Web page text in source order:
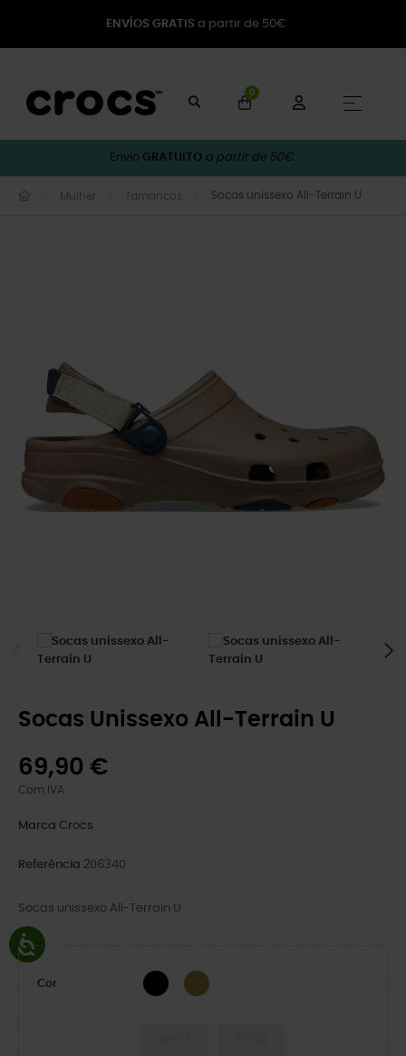
ENVÍOS GRATIS a partir de 50€
0
☰
Envio GRATUITO a partir de 50€.
Mulher Tamancos Socas unissexo All-Terrain U
Socas Unissexo All-Terrain U
69,90 €
Com IVA
Marca Crocs
Referência 206340
Socas unissexo All-Terrain U
Cor BLACK/BLACK
Khaki/Multi